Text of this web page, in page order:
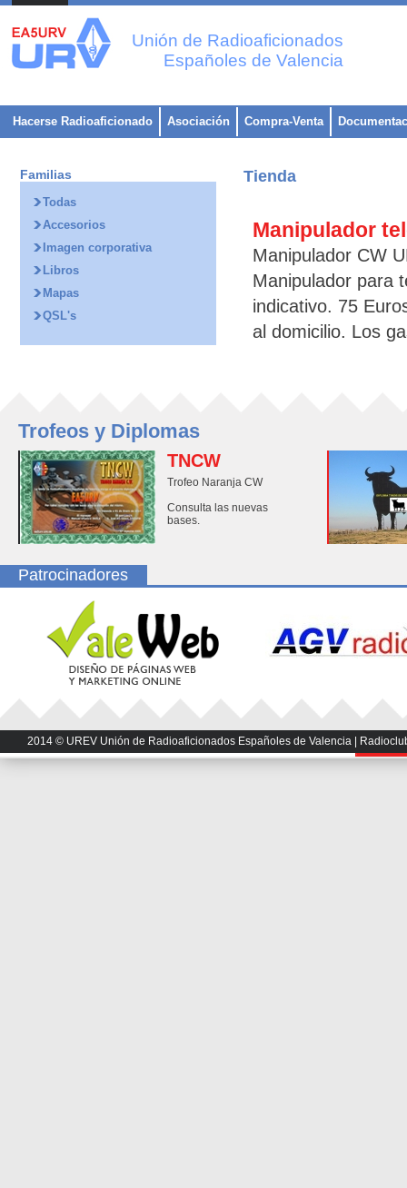
Unión de Radioaficionados
Españoles de Valencia
Hacerse Radioaficionado Asociación Compra-Venta
Tienda
Manipulador
Manipulador CW
Manipulador para
indicativo. 75
al domicilio. Los
Familias
Todas
Accesorios
Imagen corporativa
Libros
Mapas
QSL's
Trofeos y Diplomas
TNCW
Trofeo Naranja CW
Consulta las nuevas
bases.
Patrocinadores
2014 © UREV Unión de Radioaficionados Españoles de Valencia |